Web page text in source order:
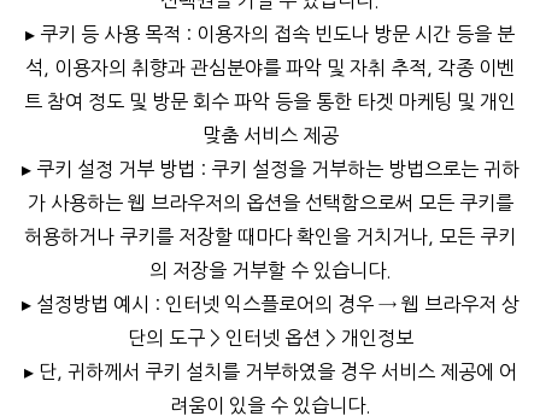
▸ 쿠키 등 사용 목적 : 이용자의 접속 빈도나 방문 시간 등을 분
석, 이용자의 취향과 관심분야를 파악 및 자취 추적, 각종 이벤
트 참여 정도 및 방문 회수 파악 등을 통한 타겟 마케팅 및 개인
맞춤 서비스 제공
▸ 쿠키 설정 거부 방법 : 쿠키 설정을 거부하는 방법으로는 귀하
가 사용하는 웹 브라우저의 옵션을 선택함으로써 모든 쿠키를
허용하거나 쿠키를 저장할 때마다 확인을 거치거나, 모든 쿠키
의 저장을 거부할 수 있습니다.
▸ 설정방법 예시 : 인터넷 익스플로어의 경우 → 웹 브라우저 상
단의 도구 > 인터넷 옵션 > 개인정보
▸ 단, 귀하께서 쿠키 설치를 거부하였을 경우 서비스 제공에 어
려움이 있을 수 있습니다.